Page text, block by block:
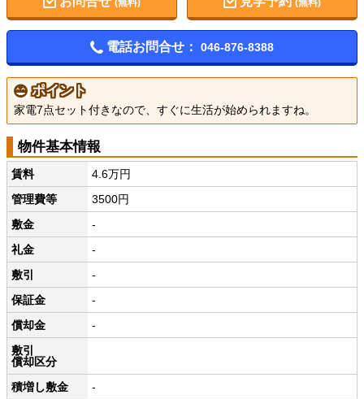
(無料) (無料)
電話お問合せ： 046-876-8388
ポイント
家電7点セット付きなので、すぐに生活が始められますね。
物件基本情報
賃料
4.6万円
管理費等
3500円
敷金
-
礼金
-
敷引
-
保証金
-
償却金
-
敷引
償却区分
積増し敷金
-